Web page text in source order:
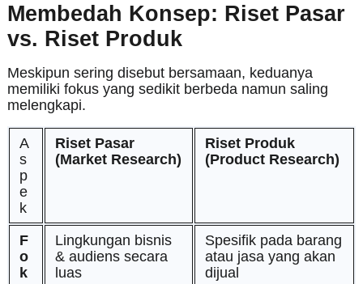
Membedah Konsep: Riset Pasar
vs. Riset Produk
Meskipun sering disebut bersamaan, keduanya
memiliki fokus yang sedikit berbeda namun saling
melengkapi.
A
s
p
e
k
Riset Pasar
(Market Research)
Riset Produk
(Product Research)
F
o
k
Lingkungan bisnis
& audiens secara
luas
Spesifik pada barang
atau jasa yang akan
dijual